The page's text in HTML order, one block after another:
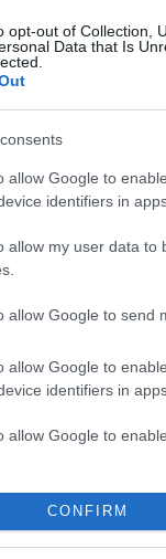
opt-out of Collection,
Data that Is
allow Google to
identifiers in
allow my user data to
allow Google to send
allow Google to
identifiers in
allow Google to
allow Google to
CONFIRM
értük aszolgáltatás technikai
nem csak azert,mert az
mindenki probalja be a
2012.05.25. 20:57:09